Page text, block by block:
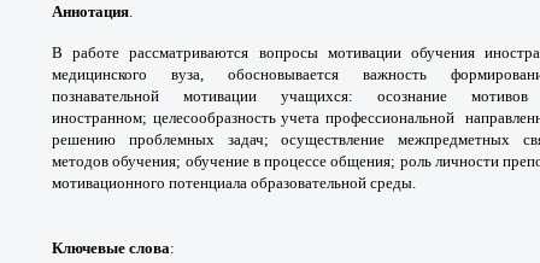
Аннотация.
В работе рассматриваются вопросы мотивации обучения
медицинского вуза, обосновывается важность
познавательной мотивации учащихся: осознание
иностранном; целесообразность учета профессиональной
решению проблемных задач;осуществление межпредметных
методовобучения; обучение в процессе общения; роль личности
мотивационного потенциала образовательной среды.
Ключевые слова: